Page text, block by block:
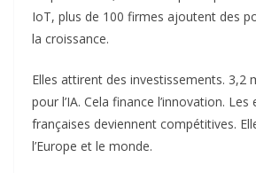
IoT, plus de 100 firmes ajoutent des
la croissance.
Elles attirent des investissements. 3,2
pour l’IA. Cela finance l’innovation. Les
françaises deviennent compétitives.
l’Europe et le monde.